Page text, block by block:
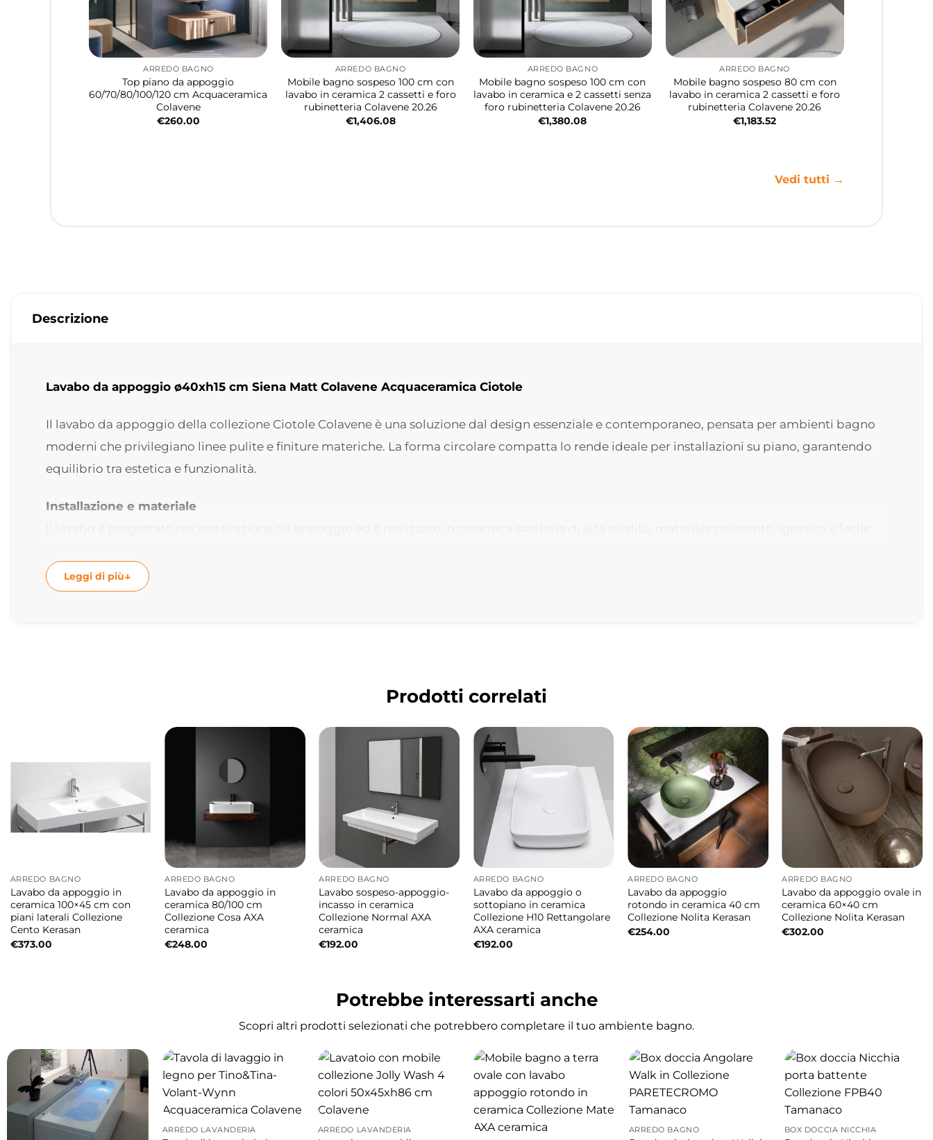
ARREDO BAGNO
Top piano da appoggio
60/70/80/100/120 cm Acquaceramica
Colavene
€260.00
ARREDO BAGNO
Mobile bagno sospeso 100 cm con
lavabo in ceramica 2 cassetti e foro
rubinetteria Colavene 20.26
€1,406.08
ARREDO BAGNO
Mobile bagno sospeso 100 cm con
lavabo in ceramica e 2 cassetti senza
foro rubinetteria Colavene 20.26
€1,380.08
ARREDO BAGNO
Mobile bagno sospeso 80 cm con
lavabo in ceramica 2 cassetti e foro
rubinetteria Colavene 20.26
€1,183.52
Vedi tutti →
Descrizione
Lavabo da appoggio ø40xh15 cm Siena Matt Colavene Acquaceramica Ciotole
Il lavabo da appoggio della collezione Ciotole Colavene è una soluzione dal design essenziale e contemporaneo, pensata per ambienti bagno
moderni che privilegiano linee pulite e finiture materiche. La forma circolare compatta lo rende ideale per installazioni su piano, garantendo
equilibrio tra estetica e funzionalità.
Installazione e materiale
Finitura
Tipologia: lavabo da appoggio
Installazione: appoggio
Colore: siena matt
Dimensioni: Ø40 × h15 cm
Perché scegliere il lavabo Colavene Ciotole
Un lavabo compatto e versatile, ideale per bagni moderni, secondi bagni o spazi ridotti. La finitura siena opaca dona un effetto caldo e
naturale, facilmente abbinabile a mobili in legno e piani d’appoggio anche della stessa collezione.
La finitura siena matt si abbina facilmente?
Sì, si abbina perfettamente a mobili, strutture e piani d’appoggio della collezione Colavene Ciotole.
Leggi di più
Prodotti correlati
ARREDO BAGNO
Lavabo da appoggio in
ceramica 100×45 cm con
piani laterali Collezione
Cento Kerasan
€373.00
ARREDO BAGNO
Lavabo da appoggio in
ceramica 80/100 cm
Collezione Cosa AXA
ceramica
€248.00
ARREDO BAGNO
Lavabo sospeso-appoggio-
incasso in ceramica
Collezione Normal AXA
ceramica
€192.00
ARREDO BAGNO
Lavabo da appoggio o
sottopiano in ceramica
Collezione H10 Rettangolare
AXA ceramica
€192.00
ARREDO BAGNO
Lavabo da appoggio
rotondo in ceramica 40 cm
Collezione Nolita Kerasan
€254.00
ARREDO BAGNO
Lavabo da appoggio ovale in
ceramica 60×40 cm
Collezione Nolita Kerasan
€302.00
Potrebbe interessarti anche
Scopri altri prodotti selezionati che potrebbero completare il tuo ambiente bagno.
ARREDO LAVANDERIA ARREDO LAVANDERIA ARREDO BAGNO BOX DOCCIA NICCHIA